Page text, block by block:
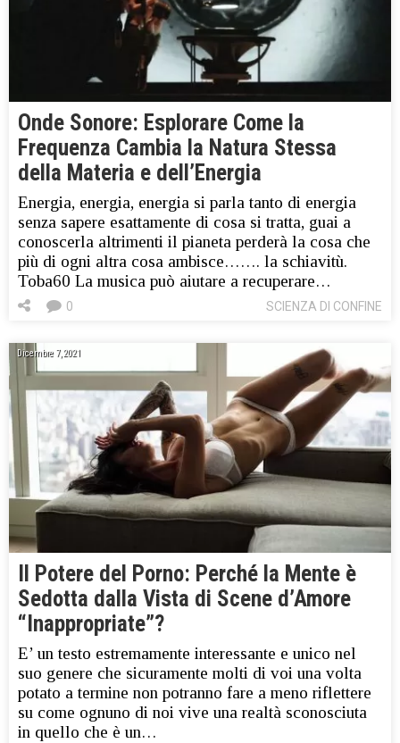
Onde Sonore: Esplorare Come la
Frequenza Cambia la Natura Stessa
della Materia e dell’Energia
Energia, energia, energia si parla tanto di energia
senza sapere esattamente di cosa si tratta, guai a
conoscerla altrimenti il pianeta perderà la cosa che
più di ogni altra cosa ambisce……. la schiavitù.
Toba60 La musica può aiutare a recuperare…
SCIENZA DI CONFINE
0
Dicembre 7, 2021
Il Potere del Porno: Perché la Mente è
Sedotta dalla Vista di Scene d’Amore
“Inappropriate”?
E’ un testo estremamente interessante e unico nel
suo genere che sicuramente molti di voi una volta
potato a termine non potranno fare a meno riflettere
su come ognuno di noi vive una realtà sconosciuta
in quello che è un…